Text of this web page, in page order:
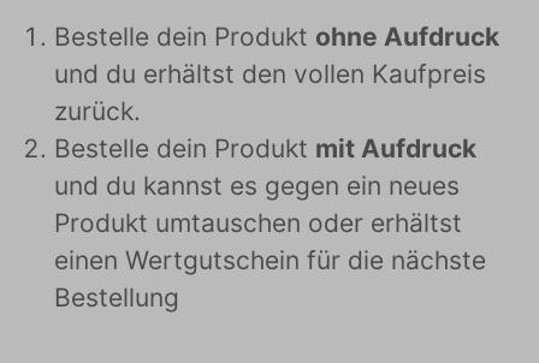
Bestelle dein Produkt ohne Aufdruck
und du erhältst den vollen Kaufpreis
zurück.
Bestelle dein Produkt mit Aufdruck
und du kannst es gegen ein neues
Produkt umtauschen oder erhältst
einen Wertgutschein für die nächste
Bestellung